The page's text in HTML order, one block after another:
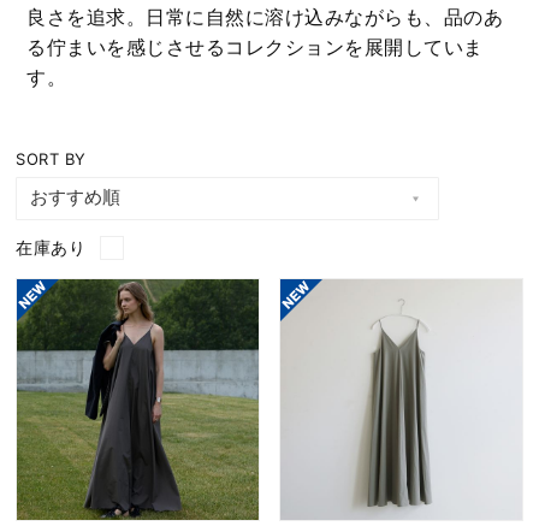
良さを追求。日常に自然に溶け込みながらも、品のあ
る佇まいを感じさせるコレクションを展開していま
す。
SORT BY
在庫あり